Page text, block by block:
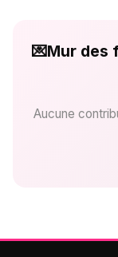
💌Mur des
Aucune